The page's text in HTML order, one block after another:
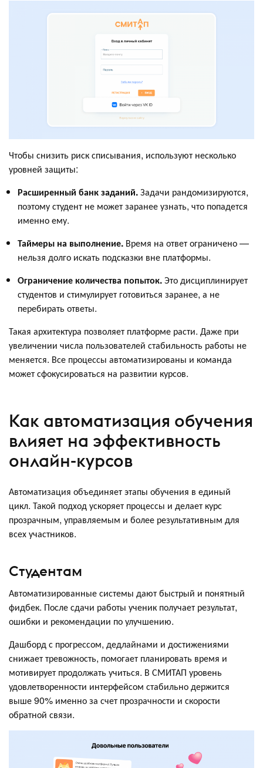
Чтобы снизить риск списывания, используют несколько
уровней защиты:
Расширенный банк заданий.Задачи рандомизируются,
поэтому студент не может заранее узнать, что попадется
именно ему.
Таймеры на выполнение. Время на ответ ограничено —
нельзя долго искать подсказки вне платформы.
Ограничение количества попыток.Это дисциплинирует
студентов и стимулирует готовиться заранее, а не
перебирать ответы.
Такая архитектура позволяет платформе расти. Даже при
увеличении числа пользователей стабильность работы не
меняется. Все процессы автоматизированы и команда
может сфокусироваться на развитии курсов.
Как автоматизация обучения
влияет на эффективность
онлайн-курсов
Автоматизация объединяет этапы обучения в единый
цикл. Такой подход ускоряет процессы и делает курс
прозрачным, управляемым и более результативным для
всех участников.
Студентам
Автоматизированные системы дают быстрый и понятный
фидбек. После сдачи работы ученик получает результат,
ошибки и рекомендации по улучшению.
Дашборд с прогрессом, дедлайнами и достижениями
снижает тревожность, помогает планировать время и
мотивирует продолжать учиться. В СМИТАП уровень
удовлетворенности интерфейсом стабильно держится
выше 90% именно за счет прозрачности и скорости
обратной связи.